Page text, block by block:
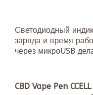
Светодиодный
заряда и время
через микроUSB
CBD Vape Pen